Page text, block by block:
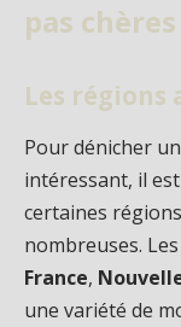
pas
Les régions
Pour dénicher
intéressant, il
certaines
nombreuses.
France,
une variété de